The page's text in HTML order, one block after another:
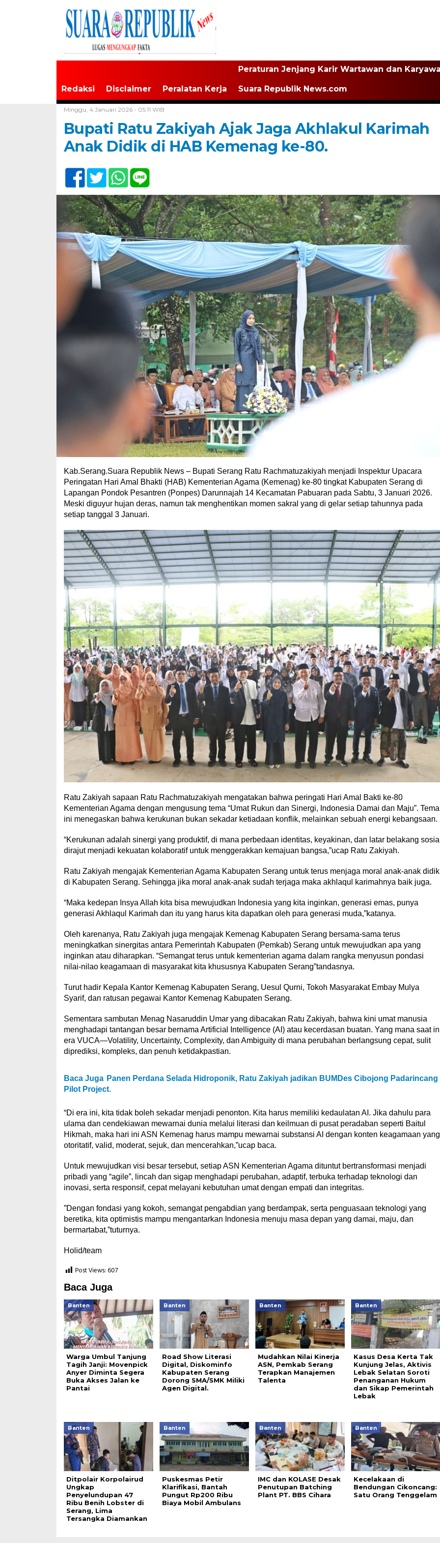
Redaksi Disclaimer Peralatan Kerja
Peraturan Jenjang Karir Wartawan dan
Suara Republik News.com
Minggu, 4 Januari 2026 - 05:11 WIB
Bupati Ratu Zakiyah Ajak Jaga Akhlakul Karimah
Anak Didik di HAB Kemenag ke-80.
Kab.Serang.Suara Republik News – Bupati Serang Ratu Rachmatuzakiyah menjadi Inspektur Upacara
Peringatan Hari Amal Bhakti (HAB) Kementerian Agama (Kemenag) ke-80 tingkat Kabupaten Serang di
Lapangan Pondok Pesantren (Ponpes) Darunnajah 14 Kecamatan Pabuaran pada Sabtu, 3 Januari 2026.
Meski diguyur hujan deras, namun tak menghentikan momen sakral yang di gelar setiap tahunnya pada
setiap tanggal 3 Januari.
Ratu Zakiyah sapaan Ratu Rachmatuzakiyah mengatakan bahwa peringati Hari Amal Bakti ke-80
Kementerian Agama dengan mengusung tema “Umat Rukun dan Sinergi, Indonesia Damai dan Maju”. Tema
ini menegaskan bahwa kerukunan bukan sekadar ketiadaan konflik, melainkan sebuah energi kebangsaan.
“Kerukunan adalah sinergi yang produktif, di mana perbedaan identitas, keyakinan, dan latar belakang
dirajut menjadi kekuatan kolaboratif untuk menggerakkan kemajuan bangsa,”ucap Ratu Zakiyah.
Ratu Zakiyah mengajak Kementerian Agama Kabupaten Serang untuk terus menjaga moral anak-anak didik
di Kabupaten Serang. Sehingga jika moral anak-anak sudah terjaga maka akhlaqul karimahnya baik juga.
“Maka kedepan Insya Allah kita bisa mewujudkan Indonesia yang kita inginkan, generasi emas, punya
generasi Akhlaqul Karimah dan itu yang harus kita dapatkan oleh para generasi muda,”katanya.
Oleh karenanya, Ratu Zakiyah juga mengajak Kemenag Kabupaten Serang bersama-sama terus
meningkatkan sinergitas antara Pemerintah Kabupaten (Pemkab) Serang untuk mewujudkan apa yang
inginkan atau diharapkan. “Semangat terus untuk kementerian agama dalam rangka menyusun pondasi
nilai-nilao keagamaan di masyarakat kita khususnya Kabupaten Serang”tandasnya.
Turut hadir Kepala Kantor Kemenag Kabupaten Serang, Uesul Qurni, Tokoh Masyarakat Embay Mulya
Syarif, dan ratusan pegawai Kantor Kemenag Kabupaten Serang.
Sementara sambutan Menag Nasaruddin Umar yang dibacakan Ratu Zakiyah, bahwa kini umat manusia
menghadapi tantangan besar bernama Artificial Intelligence (AI) atau kecerdasan buatan. Yang mana saat
era VUCA—Volatility, Uncertainty, Complexity, dan Ambiguity di mana perubahan berlangsung cepat, sulit
diprediksi, kompleks, dan penuh ketidakpastian.
Baca Juga Panen Perdana Selada Hidroponik, Ratu Zakiyah jadikan BUMDes Cibojong Padarincang
Pilot Project.
“Di era ini, kita tidak boleh sekadar menjadi penonton. Kita harus memiliki kedaulatan AI. Jika dahulu para
ulama dan cendekiawan mewarnai dunia melalui literasi dan keilmuan di pusat peradaban seperti Baitul
Hikmah, maka hari ini ASN Kemenag harus mampu mewarnai substansi AI dengan konten keagamaan yang
otoritatif, valid, moderat, sejuk, dan mencerahkan,”ucap baca.
Untuk mewujudkan visi besar tersebut, setiap ASN Kementerian Agama dituntut bertransformasi menjadi
pribadi yang “agile”, lincah dan sigap menghadapi perubahan, adaptif, terbuka terhadap teknologi dan
inovasi, serta responsif, cepat melayani kebutuhan umat dengan empati dan integritas.
”Dengan fondasi yang kokoh, semangat pengabdian yang berdampak, serta penguasaan teknologi yang
beretika, kita optimistis mampu mengantarkan Indonesia menuju masa depan yang damai, maju, dan
bermartabat,”tuturnya.
Holid/team
Post Views:607
Baca Juga
Banten
Warga Umbul Tanjung
Tagih Janji: Movenpick
Anyer Diminta Segera
Buka Akses Jalan ke
Pantai
Banten
Road Show Literasi
Digital, Diskominfo
Kabupaten Serang
Dorong SMA/SMK Miliki
Agen Digital.
Banten
Mudahkan Nilai Kinerja
ASN, Pemkab Serang
Terapkan Manajemen
Talenta
Banten
Kasus Desa Kerta Tak
Kunjung Jelas, Aktivis
Lebak Selatan Soroti
Penanganan Hukum
dan Sikap Pemerintah
Lebak
Banten
Ditpolair Korpolairud
Ungkap
Penyelundupan 47
Ribu Benih Lobster di
Serang, Lima
Tersangka Diamankan
Banten
Puskesmas Petir
Klarifikasi, Bantah
Pungut Rp200 Ribu
Biaya Mobil Ambulans
Banten
IMC dan KOLASE Desak
Penutupan Batching
Plant PT. BBS Cihara
Banten
Kecelakaan di
Bendungan Cikoncang:
Satu Orang Tenggelam